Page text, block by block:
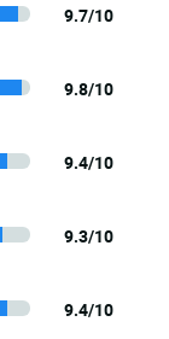
9.7/10
9.8/10
9.4/10
9.3/10
9.4/10